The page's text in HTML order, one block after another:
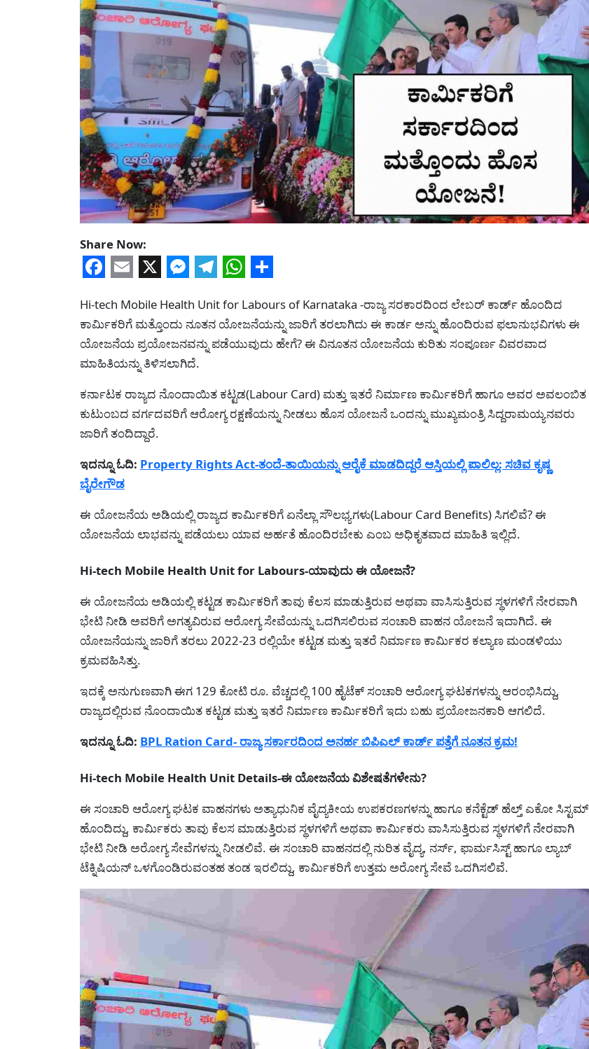
Share Now:
Hi-tech Mobile Health Unit for Labours of Karnataka -ರಾಜ್ಯ ಸರಕಾರದಿಂದ ಲೇಬರ್ ಕಾರ್ಡ್ ಹೊಂದಿದ
ಕಾರ್ಮಿಕರಿಗೆ ಮತ್ತೊಂದು ನೂತನ ಯೋಜನೆಯನ್ನು ಜಾರಿಗೆ ತರಲಾಗಿದು ಈ ಕಾರ್ಡ ಅನ್ನು ಹೊಂದಿರುವ ಫಲಾನುಭವಿಗಳು ಈ
ಯೋಜನೆಯ ಪ್ರಯೋಜನವನ್ನು ಪಡೆಯುವುದು ಹೇಗೆ? ಈ ವಿನೂತನ ಯೋಜನೆಯ ಕುರಿತು ಸಂಪೂರ್ಣ ವಿವರವಾದ
ಮಾಹಿತಿಯನ್ನು ತಿಳಿಸಲಾಗಿದೆ.
ಕರ್ನಾಟಕ ರಾಜ್ಯದ ನೊಂದಾಯಿತ ಕಟ್ಟಡ(Labour Card) ಮತ್ತು ಇತರೆ ನಿರ್ಮಾಣ ಕಾರ್ಮಿಕರಿಗೆ ಹಾಗೂ ಅವರ ಅವಲಂಬಿತ
ಕುಟುಂಬದ ವರ್ಗದವರಿಗೆ ಆರೋಗ್ಯ ರಕ್ಷಣೆಯನ್ನು ನೀಡಲು ಹೊಸ ಯೋಜನೆ ಒಂದನ್ನು ಮುಖ್ಯಮಂತ್ರಿ ಸಿದ್ದರಾಮಯ್ಯನವರು
ಜಾರಿಗೆ ತಂದಿದ್ದಾರೆ.
ಇದನ್ನೂ ಓದಿ: Property Rights Act-ತಂದೆ-ತಾಯಿಯನ್ನು ಆರೈಕೆ ಮಾಡದಿದ್ದರೆ ಆಸ್ತಿಯಲ್ಲಿ ಪಾಲಿಲ್ಲ: ಸಚಿವ ಕೃಷ್ಣ
ಬೈರೇಗೌಡ
ಈ ಯೋಜನೆಯ ಅಡಿಯಲ್ಲಿ ರಾಜ್ಯದ ಕಾರ್ಮಿಕರಿಗೆ ಏನೆಲ್ಲಾ ಸೌಲಭ್ಯಗಳು(Labour Card Benefits) ಸಿಗಲಿವೆ? ಈ
ಯೋಜನೆಯ ಲಾಭವನ್ನು ಪಡೆಯಲು ಯಾವ ಅರ್ಹತೆ ಹೊಂದಿರಬೇಕು ಎಂಬ ಅಧಿಕೃತವಾದ ಮಾಹಿತಿ ಇಲ್ಲಿದೆ.
Hi-tech Mobile Health Unit for Labours-ಯಾವುದು ಈ ಯೋಜನೆ?
ಈ ಯೋಜನೆಯ ಅಡಿಯಲ್ಲಿ ಕಟ್ಟಡ ಕಾರ್ಮಿಕರಿಗೆ ತಾವು ಕೆಲಸ ಮಾಡುತ್ತಿರುವ ಅಥವಾ ವಾಸಿಸುತ್ತಿರುವ ಸ್ಥಳಗಳಿಗೆ ನೇರವಾಗಿ
ಭೇಟಿ ನೀಡಿ ಅವರಿಗೆ ಅಗತ್ಯವಿರುವ ಆರೋಗ್ಯ ಸೇವೆಯನ್ನು ಒದಗಿಸಲಿರುವ ಸಂಚಾರಿ ವಾಹನ ಯೋಜನೆ ಇದಾಗಿದೆ. ಈ
ಯೋಜನೆಯನ್ನು ಜಾರಿಗೆ ತರಲು 2022-23 ರಲ್ಲಿಯೇ ಕಟ್ಟಡ ಮತ್ತು ಇತರೆ ನಿರ್ಮಾಣ ಕಾರ್ಮಿಕರ ಕಲ್ಯಾಣ ಮಂಡಳಿಯು
ಕ್ರಮವಹಿಸಿತ್ತು.
ಇದಕ್ಕೆ ಅನುಗುಣವಾಗಿ ಈಗ 129 ಕೋಟಿ ರೂ. ವೆಚ್ಚದಲ್ಲಿ 100 ಹೈಟೆಕ್ ಸಂಚಾರಿ ಆರೋಗ್ಯ ಘಟಕಗಳನ್ನು ಆರಂಭಿಸಿದ್ದು,
ರಾಜ್ಯದಲ್ಲಿರುವ ನೊಂದಾಯಿತ ಕಟ್ಟಡ ಮತ್ತು ಇತರೆ ನಿರ್ಮಾಣ ಕಾರ್ಮಿಕರಿಗೆ ಇದು ಬಹು ಪ್ರಯೋಜನಕಾರಿ ಆಗಲಿದೆ.
ಇದನ್ನೂ ಓದಿ: BPL Ration Card- ರಾಜ್ಯ ಸರ್ಕಾರದಿಂದ ಅನರ್ಹ ಬಿಪಿಎಲ್ ಕಾರ್ಡ್ ಪತ್ತೆಗೆ ನೂತನ ಕ್ರಮ!
Hi-tech Mobile Health Unit Details-ಈ ಯೋಜನೆಯ ವಿಶೇಷತೆಗಳೇನು?
ಈ ಸಂಚಾರಿ ಆರೋಗ್ಯ ಘಟಕ ವಾಹನಗಳು ಅತ್ಯಾಧುನಿಕ ವೈದ್ಯಕೀಯ ಉಪಕರಣಗಳನ್ನು ಹಾಗೂ ಕನೆಕ್ಟೆಡ್ ಹೆಲ್ತ್ ಎಕೋ ಸಿಸ್ಟಮ್
ಹೊಂದಿದ್ದು, ಕಾರ್ಮಿಕರು ತಾವು ಕೆಲಸ ಮಾಡುತ್ತಿರುವ ಸ್ಥಳಗಳಿಗೆ ಅಥವಾ ಕಾರ್ಮಿಕರು ವಾಸಿಸುತ್ತಿರುವ ಸ್ಥಳಗಳಿಗೆ ನೇರವಾಗಿ
ಭೇಟಿ ನೀಡಿ ಅರೋಗ್ಯ ಸೇವೆಗಳನ್ನು ನೀಡಲಿವೆ. ಈ ಸಂಚಾರಿ ವಾಹನದಲ್ಲಿ ನುರಿತ ವೈದ್ಯ, ನರ್ಸ್, ಫಾರ್ಮಸಿಸ್ಟ್ ಹಾಗೂ ಲ್ಯಾಬ್
ಟೆಕ್ನಿಷಿಯನ್ ಒಳಗೊಂಡಿರುವಂತಹ ತಂಡ ಇರಲಿದ್ದು, ಕಾರ್ಮಿಕರಿಗೆ ಉತ್ತಮ ಅರೋಗ್ಯ ಸೇವೆ ಒದಗಿಸಲಿವೆ.